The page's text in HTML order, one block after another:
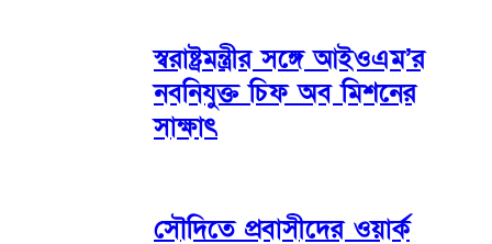
স্বরাষ্ট্রমন্ত্রীর সঙ্গে আইওএম’র
নবনিযুক্ত চিফ অব মিশনের
সাক্ষাৎ
সৌদিতে প্রবাসীদের ওয়ার্ক